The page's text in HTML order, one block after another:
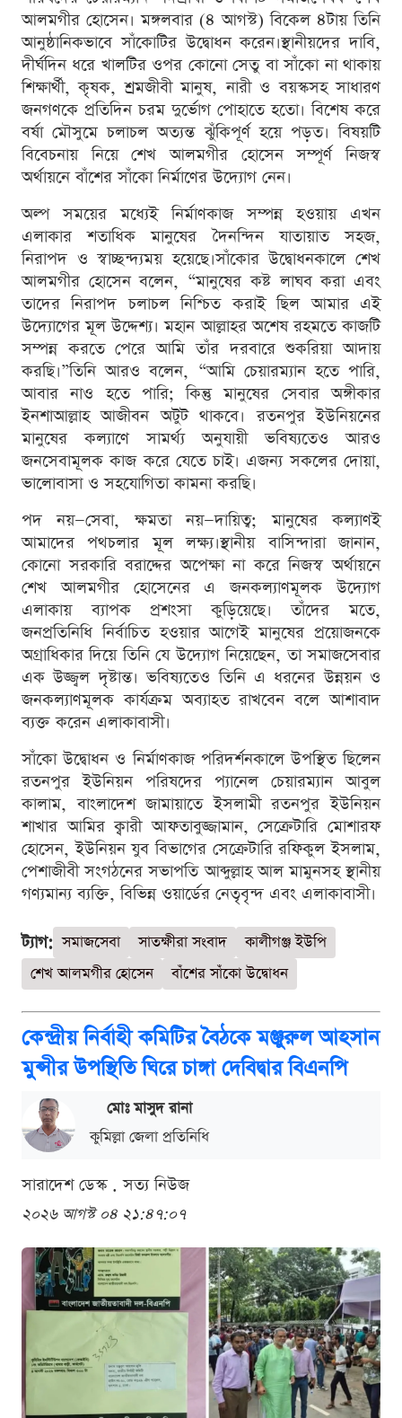
আলমগীর হোসেন। মঙ্গলবার (৪ আগস্ট) বিকেল ৪টায় তিনি
আনুষ্ঠানিকভাবে সাঁকোটির উদ্বোধন করেন।স্থানীয়দের দাবি,
দীর্ঘদিন ধরে খালটির ওপর কোনো সেতু বা সাঁকো না থাকায়
শিক্ষার্থী, কৃষক, শ্রমজীবী মানুষ, নারী ও বয়স্কসহ সাধারণ
জনগণকে প্রতিদিন চরম দুর্ভোগ পোহাতে হতো। বিশেষ করে
বর্ষা মৌসুমে চলাচল অত্যন্ত ঝুঁকিপূর্ণ হয়ে পড়ত। বিষয়টি
বিবেচনায় নিয়ে শেখ আলমগীর হোসেন সম্পূর্ণ নিজস্ব
অর্থায়নে বাঁশের সাঁকো নির্মাণের উদ্যোগ নেন।
অল্প সময়ের মধ্যেই নির্মাণকাজ সম্পন্ন হওয়ায় এখন
এলাকার শতাধিক মানুষের দৈনন্দিন যাতায়াত সহজ,
নিরাপদ ও স্বাচ্ছন্দ্যময় হয়েছে।সাঁকোর উদ্বোধনকালে শেখ
আলমগীর হোসেন বলেন, “মানুষের কষ্ট লাঘব করা এবং
তাদের নিরাপদ চলাচল নিশ্চিত করাই ছিল আমার এই
উদ্যোগের মূল উদ্দেশ্য। মহান আল্লাহর অশেষ রহমতে কাজটি
সম্পন্ন করতে পেরে আমি তাঁর দরবারে শুকরিয়া আদায়
করছি।”তিনি আরও বলেন, “আমি চেয়ারম্যান হতে পারি,
আবার নাও হতে পারি; কিন্তু মানুষের সেবার অঙ্গীকার
ইনশাআল্লাহ আজীবন অটুট থাকবে। রতনপুর ইউনিয়নের
মানুষের কল্যাণে সামর্থ্য অনুযায়ী ভবিষ্যতেও আরও
জনসেবামূলক কাজ করে যেতে চাই। এজন্য সকলের দোয়া,
ভালোবাসা ও সহযোগিতা কামনা করছি।
পদ নয়—সেবা, ক্ষমতা নয়—দায়িত্ব; মানুষের কল্যাণই
আমাদের পথচলার মূল লক্ষ্য।স্থানীয় বাসিন্দারা জানান,
কোনো সরকারি বরাদ্দের অপেক্ষা না করে নিজস্ব অর্থায়নে
শেখ আলমগীর হোসেনের এ জনকল্যাণমূলক উদ্যোগ
এলাকায় ব্যাপক প্রশংসা কুড়িয়েছে। তাঁদের মতে,
জনপ্রতিনিধি নির্বাচিত হওয়ার আগেই মানুষের প্রয়োজনকে
অগ্রাধিকার দিয়ে তিনি যে উদ্যোগ নিয়েছেন, তা সমাজসেবার
এক উজ্জ্বল দৃষ্টান্ত। ভবিষ্যতেও তিনি এ ধরনের উন্নয়ন ও
জনকল্যাণমূলক কার্যক্রম অব্যাহত রাখবেন বলে আশাবাদ
ব্যক্ত করেন এলাকাবাসী।
সাঁকো উদ্বোধন ও নির্মাণকাজ পরিদর্শনকালে উপস্থিত ছিলেন
রতনপুর ইউনিয়ন পরিষদের প্যানেল চেয়ারম্যান আবুল
কালাম, বাংলাদেশ জামায়াতে ইসলামী রতনপুর ইউনিয়ন
শাখার আমির ক্বারী আফতাবুজ্জামান, সেক্রেটারি মোশারফ
হোসেন, ইউনিয়ন যুব বিভাগের সেক্রেটারি রফিকুল ইসলাম,
পেশাজীবী সংগঠনের সভাপতি আব্দুল্লাহ আল মামুনসহ স্থানীয়
গণ্যমান্য ব্যক্তি, বিভিন্ন ওয়ার্ডের নেতৃবৃন্দ এবং এলাকাবাসী।
ট্যাগ: সমাজসেবা সাতক্ষীরা সংবাদ
কালীগঞ্জ ইউপি
শেখ আলমগীর হোসেন
বাঁশের সাঁকো উদ্বোধন
কেন্দ্রীয় নির্বাহী কমিটির বৈঠকে মঞ্জুরুল আহসান
মুন্সীর উপস্থিতি ঘিরে চাঙ্গা দেবিদ্বার বিএনপি
মোঃ মাসুদ রানা
কুমিল্লা জেলা প্রতিনিধি
সারাদেশ ডেস্ক . সত্য নিউজ
২০২৬ আগস্ট ০৪ ২১:৪৭:০৭